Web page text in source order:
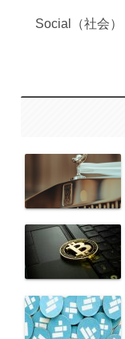
Social（社会）